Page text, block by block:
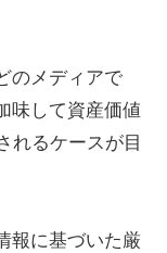
のメディアで
味して資産価値
れるケースが目
報に基づいた厳